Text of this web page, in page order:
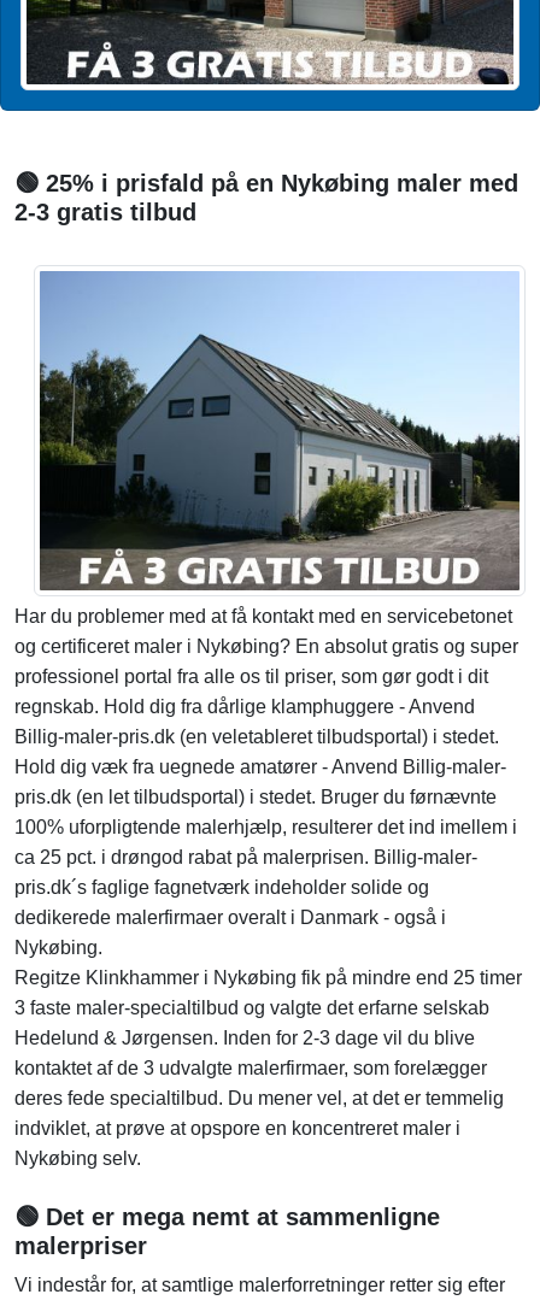
🟢 25% i prisfald på en Nykøbing maler med
2-3 gratis tilbud
Har du problemer med at få kontakt med en servicebetonet
og certificeret maler i Nykøbing? En absolut gratis og super
professionel portal fra alle os til priser, som gør godt i dit
regnskab. Hold dig fra dårlige klamphuggere - Anvend
Billig-maler-pris.dk (en veletableret tilbudsportal) i stedet.
Hold dig væk fra uegnede amatører - Anvend Billig-maler-
pris.dk (en let tilbudsportal) i stedet. Bruger du førnævnte
100% uforpligtende malerhjælp, resulterer det ind imellem i
ca 25 pct. i drøngod rabat på malerprisen. Billig-maler-
pris.dk´s faglige fagnetværk indeholder solide og
dedikerede malerfirmaer overalt i Danmark - også i
Nykøbing.
Regitze Klinkhammer i Nykøbing fik på mindre end 25 timer
3 faste maler-specialtilbud og valgte det erfarne selskab
Hedelund & Jørgensen. Inden for 2-3 dage vil du blive
kontaktet af de 3 udvalgte malerfirmaer, som forelægger
deres fede specialtilbud. Du mener vel, at det er temmelig
indviklet, at prøve at opspore en koncentreret maler i
Nykøbing selv.
🟢 Det er mega nemt at sammenligne
malerpriser
Vi indestår for, at samtlige malerforretninger retter sig efter